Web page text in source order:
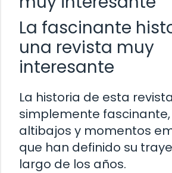
La fascinante
una revista muy
interesante
La historia de esta
simplemente
altibajos y momentos
que han definido su
largo de los años.